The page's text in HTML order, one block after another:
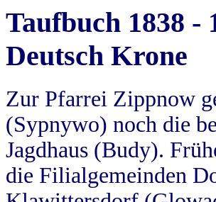
Taufbuch 1838
Deutsch Krone
Zur Pfarrei Zippnow
(Sypnywo) noch die
Jagdhaus (Budy).
die Filialgemeinden